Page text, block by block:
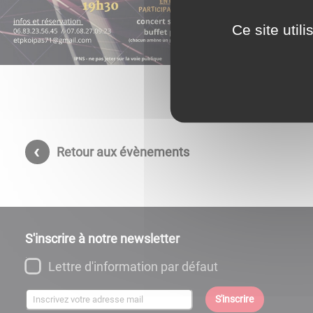
L'association
Retour aux évènements
S'inscrire à notre newsletter
Lettre d'information par défaut
S'inscrire
Ce site